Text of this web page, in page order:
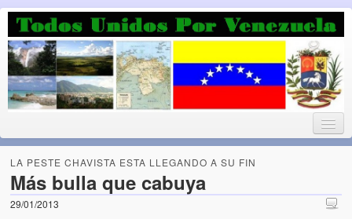
Luchando por la Democracia
Fuera el chavismo, la peor peste que le ha caido a esta tierra
Home
LA PESTE CHAVISTA ESTA LLEGANDO A SU FIN
Más bulla que cabuya
29/01/2013